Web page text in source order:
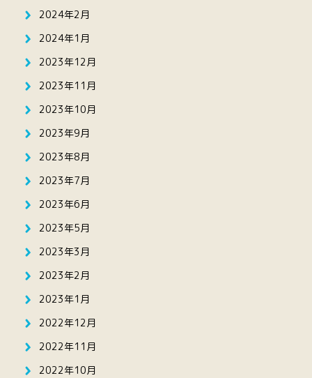
2024年2月
2024年1月
2023年12月
2023年11月
2023年10月
2023年9月
2023年8月
2023年7月
2023年6月
2023年5月
2023年3月
2023年2月
2023年1月
2022年12月
2022年11月
2022年10月